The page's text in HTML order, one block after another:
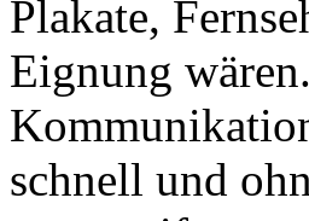
Plakate,
Eignung
schnell und